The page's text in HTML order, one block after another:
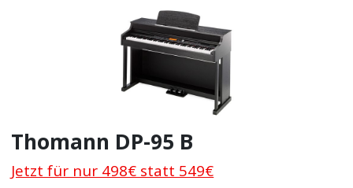
Thomann DP-95 B
Jetzt für nur 498€ statt 549€